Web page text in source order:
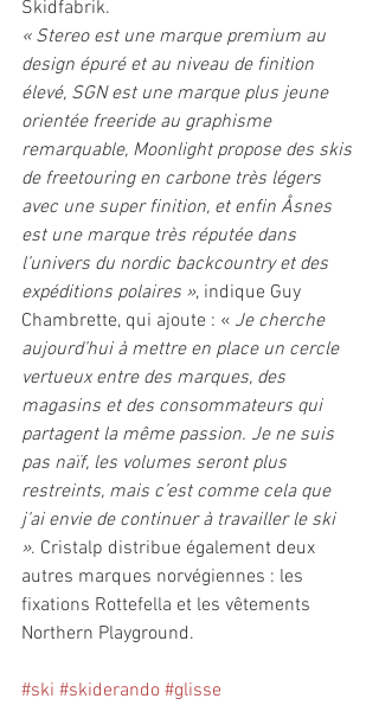
Skidfabrik.
« Stereo est une marque premium au
design épuré et au niveau de finition
élevé, SGN est une marque plus jeune
orientée freeride au graphisme
remarquable, Moonlight propose des skis
de freetouring en carbone très légers
avec une super finition, et enfin Åsnes
est une marque très réputée dans
l’univers du nordic backcountry et des
expéditions polaires », indique Guy
Chambrette, qui ajoute : « Je cherche
aujourd’hui à mettre en place un cercle
vertueux entre des marques, des
magasins et des consommateurs qui
partagent la même passion. Je ne suis
pas naïf, les volumes seront plus
restreints, mais c’est comme cela que
j’ai envie de continuer à travailler le ski
». Cristalp distribue également deux
autres marques norvégiennes : les
fixations Rottefella et les vêtements
Northern Playground.
#ski #skiderando #glisse